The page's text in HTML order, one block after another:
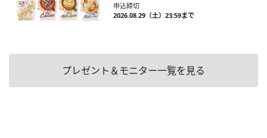
申込締切
2026.08.29（土）23:59まで
プレゼント＆モニター一覧を見る